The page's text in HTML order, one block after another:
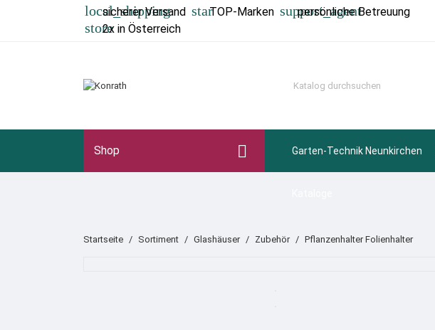
local_shipping
sicherer Versand starTOP-Marken support_agent
persönliche Betreuung
store2x in Österreich
Shop  Garten-Technik Neunkirchen
Startseite Sortiment Glashäuser Zubehör Pflanzenhalter Folienhalter